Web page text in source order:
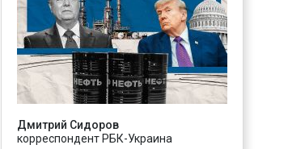
Дмитрий Сидоров
корреспондент РБК-Украина